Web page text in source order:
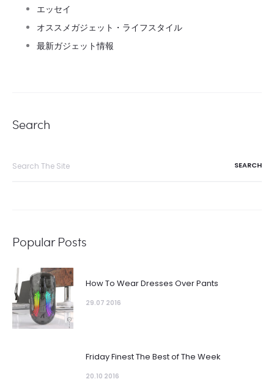
エッセイ
オススメガジェット・ライフスタイル
最新ガジェット情報
Search
Popular Posts
How To Wear Dresses Over Pants
29.07 2016
Friday Finest The Best of The Week
20.10 2016